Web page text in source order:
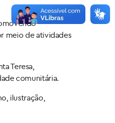
meio de atividades
Teresa,
comunitária.
ilustração,